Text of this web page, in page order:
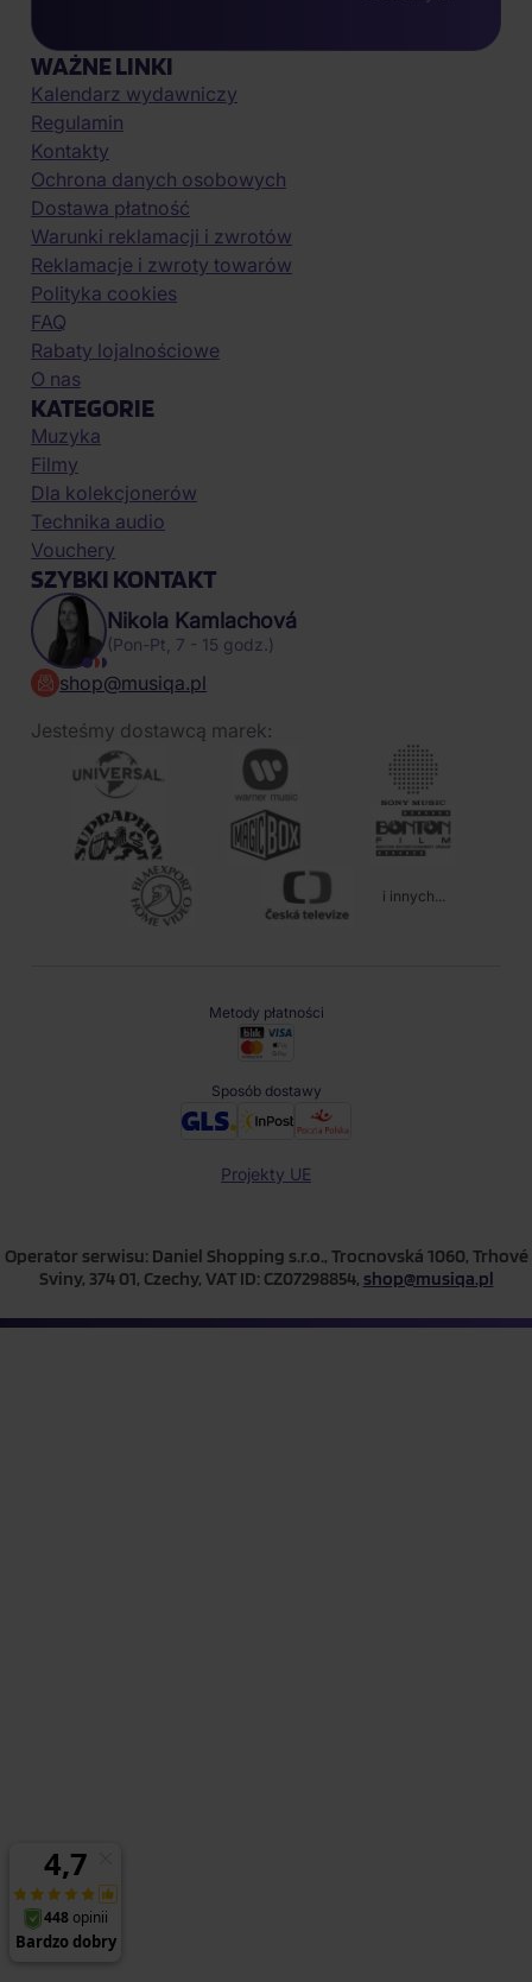
WAŻNE LINKI
Kalendarz wydawniczy
Regulamin
Kontakty
Ochrona danych osobowych
Dostawa płatność
Warunki reklamacji i zwrotów
Reklamacje i zwroty towarów
Polityka cookies
FAQ
Rabaty lojalnościowe
O nas
KATEGORIE
Muzyka
Filmy
Dla kolekcjonerów
Technika audio
Vouchery
SZYBKI KONTAKT
Nikola Kamlachová
(Pon-Pt, 7 - 15 godz.)
shop@musiqa.pl
Jesteśmy dostawcą marek:
i innych...
Metody płatności
Sposób dostawy
Projekty UE
Operator serwisu: Daniel Shopping s.r.o., Trocnovská 1060, Trhové
Sviny, 374 01, Czechy, VAT ID: CZ07298854, shop@musiqa.pl